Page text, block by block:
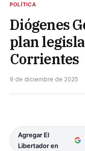
POLÍTICA
Diógenes
plan
Corrientes
9 de diciembre de 2025
Agregar El
Libertador en